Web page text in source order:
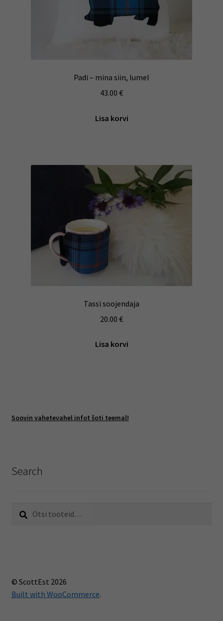
Padi – mina siin, lumel
43.00 €
Lisa korvi
Tassi soojendaja
20.00 €
Lisa korvi
Soovin vahetevahel infot šoti teemal!
Search
© ScottEst 2026
Built with WooCommerce.